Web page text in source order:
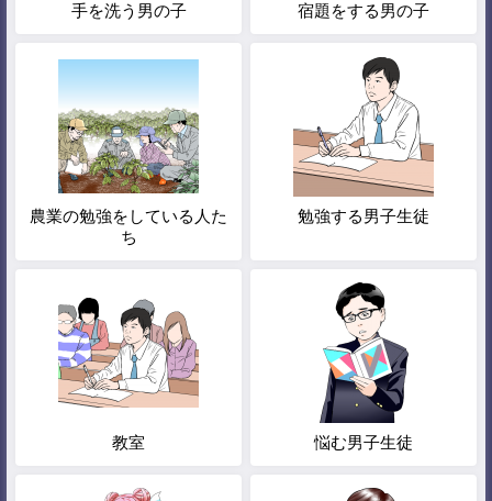
手を洗う男の子 宿題をする男の子
農業の勉強をしている人た
ち
勉強する男子生徒
教室 悩む男子生徒